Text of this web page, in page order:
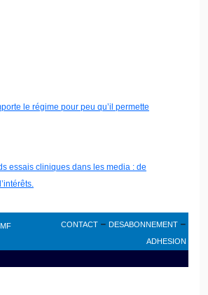
le régime pour peu qu’il permette
essais cliniques dans les media : de
CONTACT – DESABONNEMENT –
ADHESION